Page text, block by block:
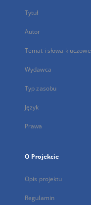
Tytuł
Autor
Temat i słowa kluczowe
Wydawca
Typ zasobu
Język
Prawa
O Projekcie
Opis projektu
Regulamin